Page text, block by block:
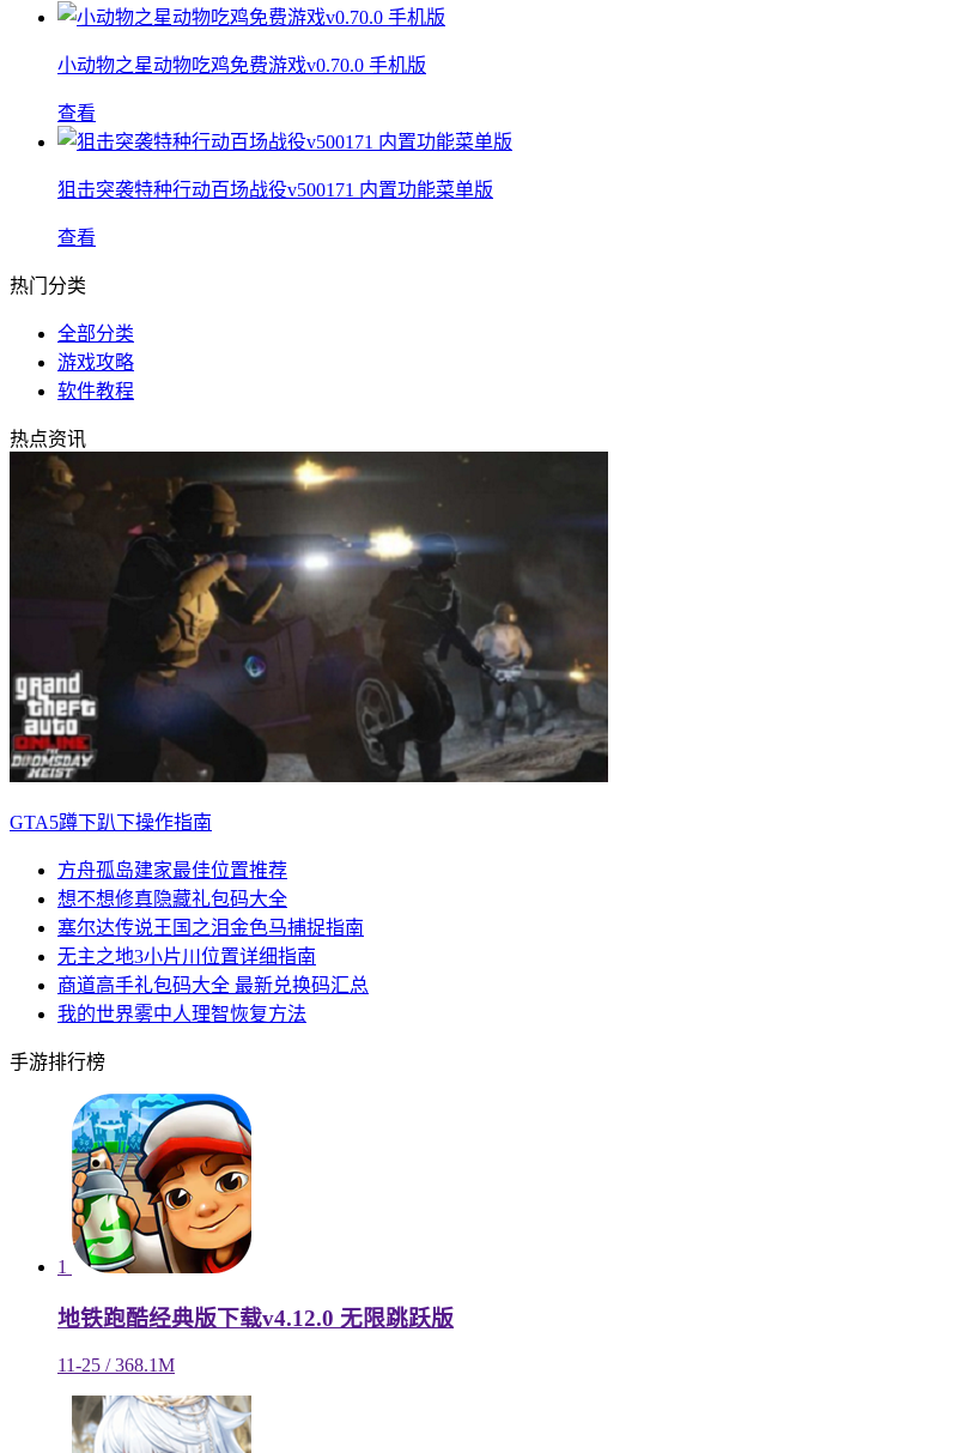
小动物之星动物吃鸡免费游戏v0.70.0 手机版
查看
狙击突袭特种行动百场战役v500171 内置功能菜单版
查看
热门分类
全部分类
游戏攻略
软件教程
热点资讯
GTA5蹲下趴下操作指南
方舟孤岛建家最佳位置推荐
想不想修真隐藏礼包码大全
塞尔达传说王国之泪金色马捕捉指南
无主之地3小片川位置详细指南
商道高手礼包码大全 最新兑换码汇总
我的世界雾中人理智恢复方法
手游排行榜
1
地铁跑酷经典版下载v4.12.0 无限跳跃版
11-25 / 368.1M